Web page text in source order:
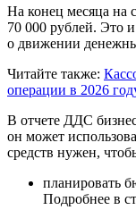
На конец месяца на
70 000 рублей. Это
о движении
Читайте также:
операции в 2026
В отчете ДДС
он может
средств нужен,
планировать
Подробнее в